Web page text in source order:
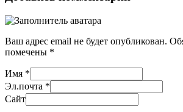
Ваш адрес email не будет опубликован.
помечены *
Имя *
Эл.почта *
Сайт